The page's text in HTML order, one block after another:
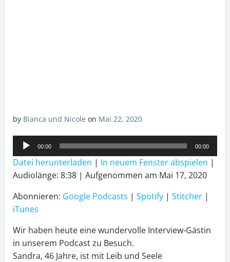
by Bianca und Nicole on Mai 22, 2020
Audio-
Player
00:00 00:00
Datei herunterladen | In neuem Fenster abspielen |
Audiolänge: 8:38 | Aufgenommen am Mai 17, 2020
Abonnieren: Google Podcasts | Spotify | Stitcher |
iTunes
Wir haben heute eine wundervolle Interview-Gästin
in unserem Podcast zu Besuch.
Sandra, 46 Jahre, ist mit Leib und Seele